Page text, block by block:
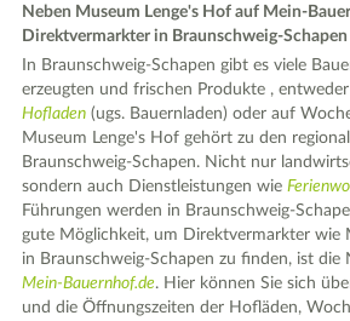
Neben Museum Lenge's Hof auf Mein-
Direktvermarkter in Braunschweig-
In Braunschweig-Schapen gibt es viele
erzeugten und frischen Produkte ,
Hofladen (ugs. Bauernladen) oder auf
Museum Lenge's Hof gehört zu den
Braunschweig-Schapen. Nicht nur
sondern auch Dienstleistungen wie
Führungen werden in Braunschweig-
gute Möglichkeit, um Direktvermarkter wie
in Braunschweig-Schapen zu finden, ist die
Mein-Bauernhof.de. Hier können Sie sich
und die Öffnungszeiten der Hofläden,